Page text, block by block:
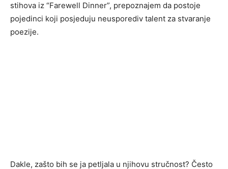
stihova iz “Farewell Dinner”, prepoznajem da postoje
pojedinci koji posjeduju neusporediv talent za stvaranje
poezije.
Dakle, zašto bih se ja petljala u njihovu stručnost? Često